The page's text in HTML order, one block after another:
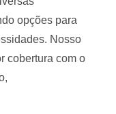
opções para
Nosso
cobertura com o